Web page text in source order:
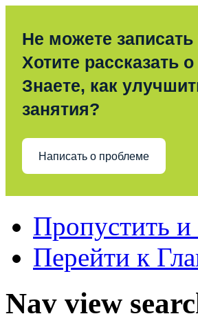
Не можете
Хотите рассказать
Знаете, как
занятия?
Написать о проблеме
Пропустить и
Перейти к
Nav view